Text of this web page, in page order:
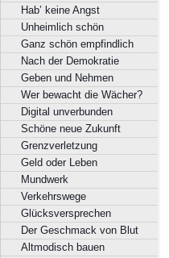
Hab’ keine Angst
Unheimlich schön
Ganz schön empfindlich
Nach der Demokratie
Geben und Nehmen
Wer bewacht die Wächer?
Digital unverbunden
Schöne neue Zukunft
Grenzverletzung
Geld oder Leben
Mundwerk
Verkehrswege
Glücksversprechen
Der Geschmack von Blut
Altmodisch bauen